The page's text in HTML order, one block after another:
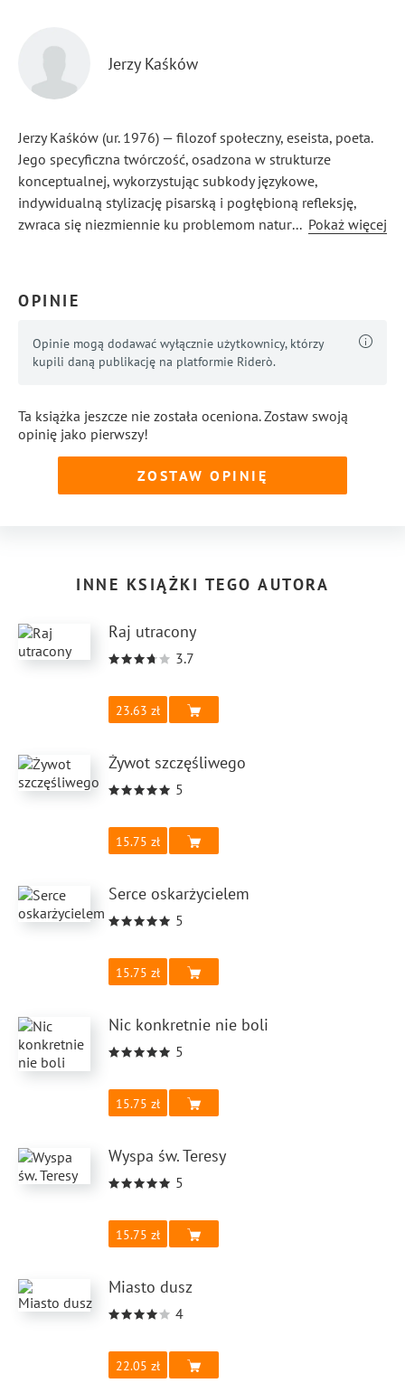
Jerzy Kaśków
Jerzy Kaśków (ur. 1976) — filozof społeczny, eseista, poeta.
Jego specyficzna twórczość, osadzona w strukturze
konceptualnej, wykorzystując subkody językowe,
indywidualną stylizację pisarską i pogłębioną refleksję,
zwraca się niezmiennie ku problemom natury
konkretnie nie boli”, „Miasto Dusz” oraz „Żywot
... Pokaż więcej
OPINIE
Opinie mogą dodawać wyłącznie użytkownicy, którzy
kupili daną publikację na platformie Riderò.
Ta książka jeszcze nie została oceniona. Zostaw swoją
opinię jako pierwszy!
ZOSTAW OPINIĘ
INNE KSIĄŻKI TEGO AUTORA
Raj utracony
3.7
23.63
Żywot szczęśliwego
5
15.75
Serce oskarżycielem
5
15.75
Nic konkretnie nie boli
5
15.75
Wyspa św. Teresy
5
15.75
Miasto dusz
4
22.05